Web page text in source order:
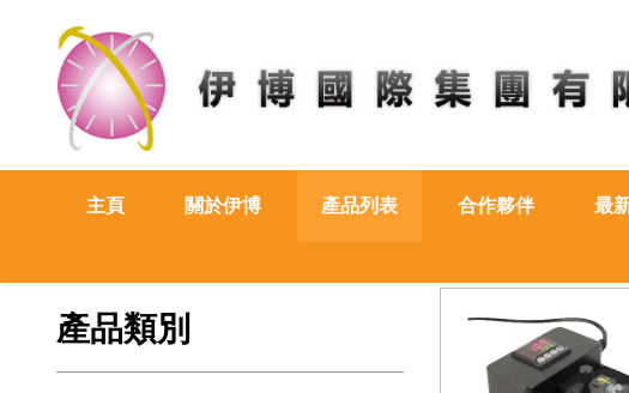
主頁 關於伊博 產品列表 合作夥伴 最
產品類別